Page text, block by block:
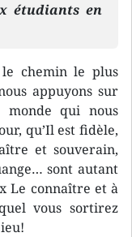
étudiants en
le chemin le plus
appuyons sur
qui nous
qu’Il est fidèle,
et souverain,
sont autant
Le connaître et à
vous sortirez